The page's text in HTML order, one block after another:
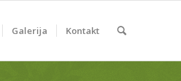
Galerija Kontakt